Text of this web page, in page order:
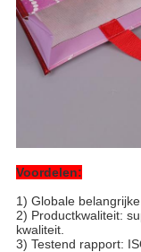
Voordelen:
1) Globale
2) Productkwaliteit:
kwaliteit.
3) Testend rapport: